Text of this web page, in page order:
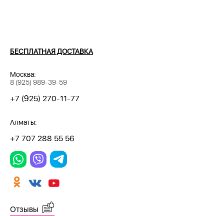
БЕСПЛАТНАЯ ДОСТАВКА
Москва:
8 (925) 989-39-59
+7 (925) 270-11-77
Алматы:
+7 707 288 55 56
Отзывы